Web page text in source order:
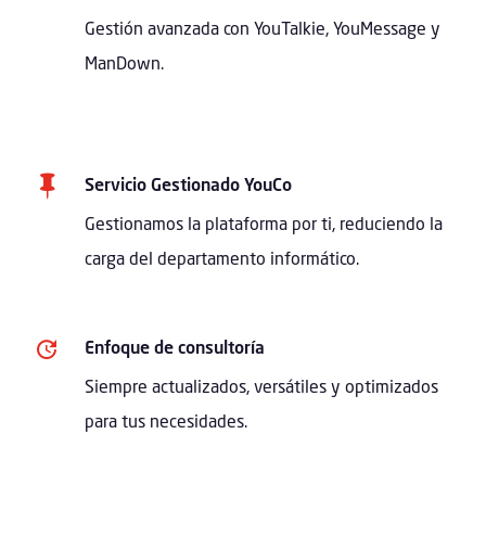
Gestión avanzada con YouTalkie, YouMessage y
ManDown.

Servicio Gestionado YouCo
Gestionamos la plataforma por ti, reduciendo la
carga del departamento informático.
Enfoque de consultoría
Siempre actualizados, versátiles y optimizados
para tus necesidades.